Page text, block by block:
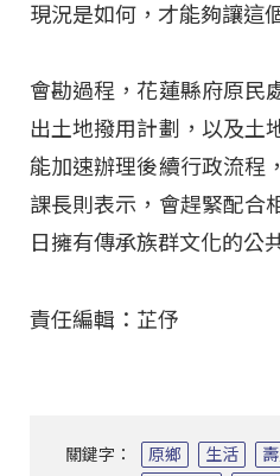
現況是如何，才能夠讓這
會勘過程，花蓮縣府原民
出土地撥用計劃，以及土
能加速辦理後續行政流程
課長則表示，會趕緊配合
日擁有傳承族群文化的公
責任編輯：芷伃
關鍵字： 原鄉 生活